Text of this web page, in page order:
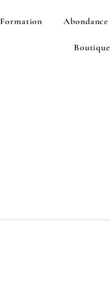
Formation Abondance
Boutique